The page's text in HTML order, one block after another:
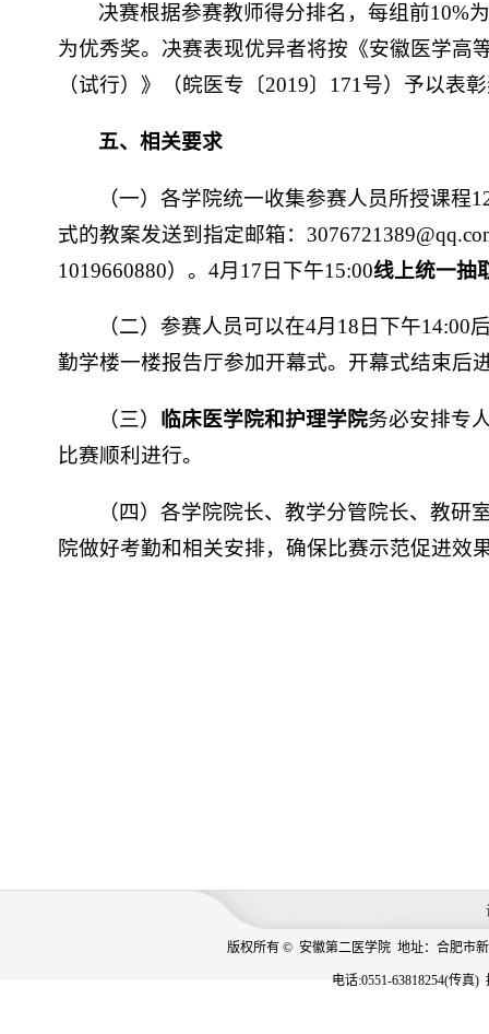
决赛根据参赛教师得分排名，每组前10%
为优秀奖。决赛表现优异者将按《安徽医学高
（试行）》（皖医专〔2019〕171号）予以表
五、相关要求
（一）各学院统一收集参赛人员所授课程
式的教案发送到指定邮箱：
1019660880）。4月17日下午15:00线上统一抽
（二）参赛人员可以在4月18日下午
勤学楼一楼报告厅参加开幕式。开幕式结束后
（三） 临床医学院和护理学院务必安排专
比赛顺利进行。
（四）各学院院长、教学分管院长、教
院做好考勤和相关安排，确保比赛示范促进效
版权所有 © 安徽第二医学院 地址：合肥市
电话:0551-63818254(传真)